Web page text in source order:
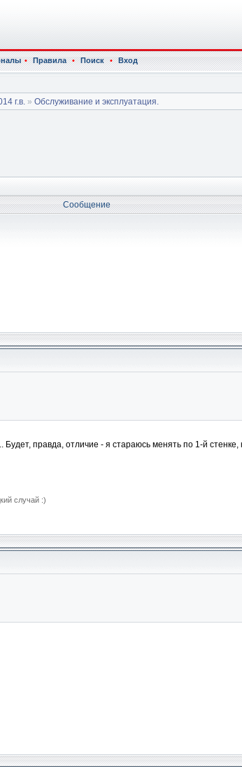
• Правила • Поиск • Вход
г.в. » Обслуживание и эксплуатация.
Сообщение
правда, отличие - я стараюсь менять по 1-й
случай :)